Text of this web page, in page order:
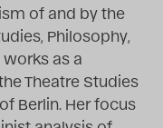
Blog
Blog
of and by the
Philosophy,
as a
Theatre Studies
Berlin. Her focus